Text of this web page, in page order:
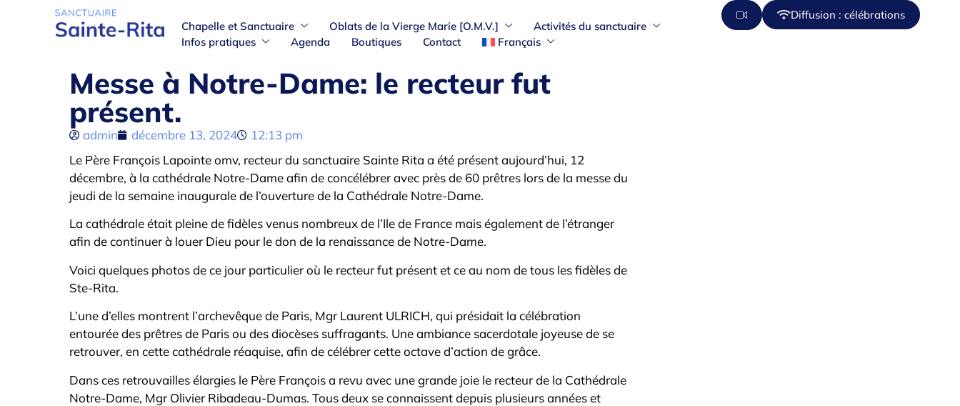
Chapelle et Sanctuaire Oblats de la Vierge Marie [O.M.V.]
Activités du sanctuaire
Infos pratiques
Agenda Boutiques Contact Français
Diffusion : célébrations
Messe à Notre-Dame: le recteur fut
présent.
admin décembre 13, 2024
12:13 pm
Le Père François Lapointe omv, recteur du sanctuaire Sainte Rita a été présent aujourd’hui, 12
décembre, à la cathédrale Notre-Dame afin de concélébrer avec près de 60 prêtres lors de la messe du
jeudi de la semaine inaugurale de l’ouverture de la Cathédrale Notre-Dame.
La cathédrale était pleine de fidèles venus nombreux de l’Ile de France mais également de l’étranger
afin de continuer à louer Dieu pour le don de la renaissance de Notre-Dame.
Voici quelques photos de ce jour particulier où le recteur fut présent et ce au nom de tous les fidèles de
Ste-Rita.
L’une d’elles montrent l’archevêque de Paris, Mgr Laurent ULRICH, qui présidait la célébration
entourée des prêtres de Paris ou des diocèses suffragants. Une ambiance sacerdotale joyeuse de se
retrouver, en cette cathédrale réaquise, afin de célébrer cette octave d’action de grâce.
Dans ces retrouvailles élargies le Père François a revu avec une grande joie le recteur de la Cathédrale
Notre-Dame, Mgr Olivier Ribadeau-Dumas. Tous deux se connaissent depuis plusieurs années et